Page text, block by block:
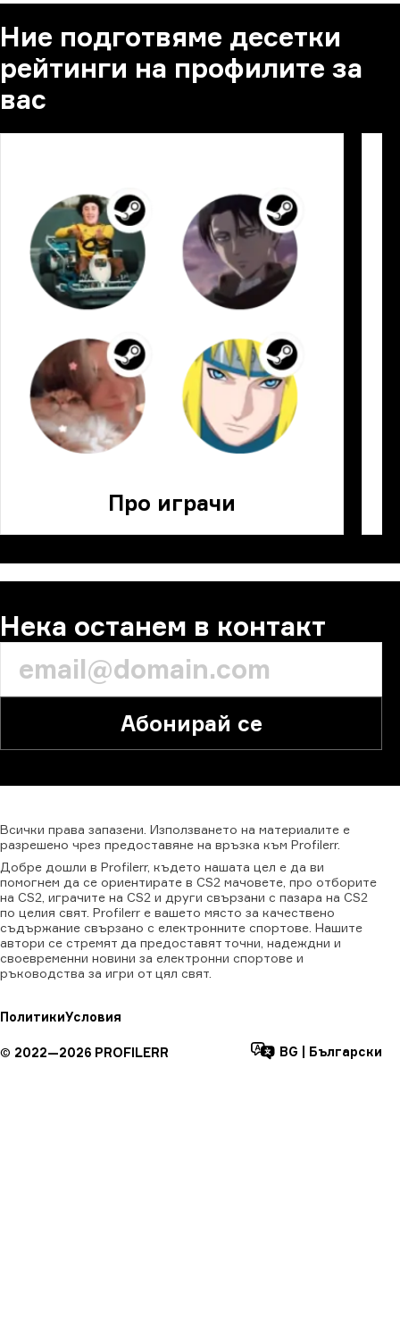
Ние подготвяме десетки
рейтинги на профилите за
вас
Про играчи
Нека останем в контакт
Абонирай се
Всички права запазени. Използването на материалите е
разрешено чрез предоставяне на връзка към Profilerr.
Добре дошли в Profilerr, където нашата цел е да ви
помогнем да се ориентирате в CS2 мачовете, про отборите
на CS2, играчите на CS2 и други свързани с пазара на CS2
по целия свят. Profilerr е вашето място за качествено
съдържание свързано с електронните спортове. Нашите
автори се стремят да предоставят точни, надеждни и
своевременни новини за електронни спортове и
ръководства за игри от цял свят.
ПолитикиУсловия
© 2022—2026 PROFILERR BG Български